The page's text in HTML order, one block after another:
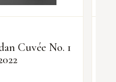
Cuvée No. 1